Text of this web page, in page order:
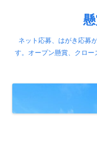
ネット応募、はがき応募
す。オープン懸賞、クロ